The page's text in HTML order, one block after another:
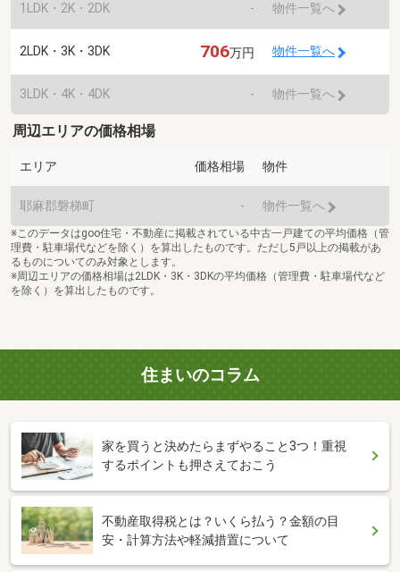
1LDK・2K・2DK - 物件一覧へ
2LDK・3K・3DK 706万円 物件一覧へ
3LDK・4K・4DK - 物件一覧へ
周辺エリアの価格相場
エリア 価格相場 物件
耶麻郡磐梯町 - 物件一覧へ
※このデータはgoo住宅・不動産に掲載されている中古一戸建ての平均価格（管
理費・駐車場代などを除く）を算出したものです。ただし5戸以上の掲載があ
るものについてのみ対象とします。
※周辺エリアの価格相場は2LDK・3K・3DKの平均価格（管理費・駐車場代など
を除く）を算出したものです。
住まいのコラム
家を買うと決めたらまずやること3つ！重視
するポイントも押さえておこう
不動産取得税とは？いくら払う？金額の目
安・計算方法や軽減措置について